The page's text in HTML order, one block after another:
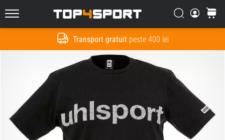
Transport gratuitpeste 400 lei
Top4Sport.ro Căutare
Cos